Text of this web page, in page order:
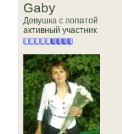
Gaby
Девушка с лопатой
активный участник